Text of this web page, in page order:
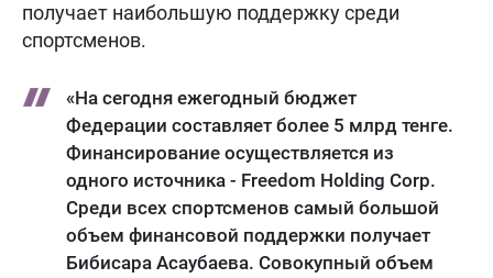
получает наибольшую поддержку среди
спортсменов.
«На сегодня ежегодный бюджет
Федерации составляет более 5 млрд тенге.
Финансирование осуществляется из
одного источника - Freedom Holding Corp.
Среди всех спортсменов самый большой
объем финансовой поддержки получает
Бибисара Асаубаева. Совокупный объем